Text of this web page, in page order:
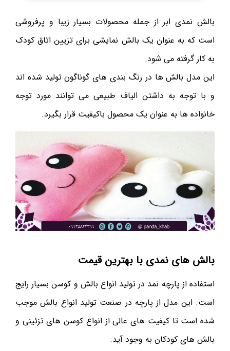
بالش نمدی ابر از جمله محصولات بسیار زیبا و پرفروشی
است که به عنوان یک بالش نمایشی برای تزیین اتاق کودک
به کار گرفته می شود.
این مدل بالش ها در رنگ بندی های گوناگون تولید شده اند
و با توجه به داشتن الیاف طبیعی می ‌توانند مورد توجه
خانواده ها به عنوان یک محصول باکیفیت قرار بگیرد.
بالش های نمدی با بهترین قیمت
استفاده از پارچه نمد در تولید انواع بالش و کوسن بسیار رایج
است. این مدل از پارچه در صنعت تولید انواع بالش موجب
شده است تا کیفیت های عالی از انواع کوسن های تزئینی و
بالش های کودکان به وجود آید.